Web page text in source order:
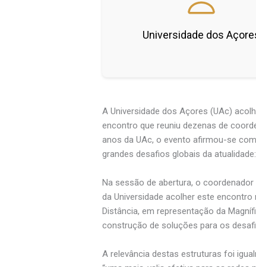
Universidade dos
A Universidade dos Açores (UAc)
encontro que reuniu dezenas de
anos da UAc, o evento afirmou-se
grandes desafios globais da
Na sessão de abertura, o
da Universidade acolher este
Distância, em representação da
construção de soluções para os
A relevância destas estruturas foi